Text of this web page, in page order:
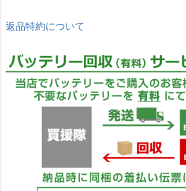
返品特約について